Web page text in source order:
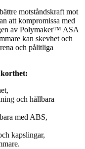
motståndskraft mot
att kompromissa med
av Polymaker™ ASA
kan skevhet och
och pålitliga
och hållbara
med ABS,
kapslingar,